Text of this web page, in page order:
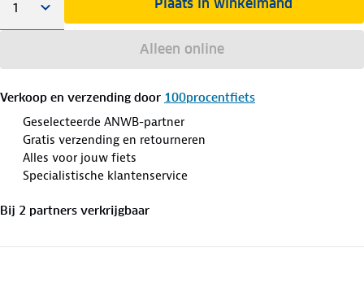
Plaats in winkelmand
Alleen online
Verkoop en verzending door 100procentfiets
Geselecteerde ANWB-partner
Gratis verzending en retourneren
Alles voor jouw fiets
Specialistische klantenservice
Bij 2 partners verkrijgbaar